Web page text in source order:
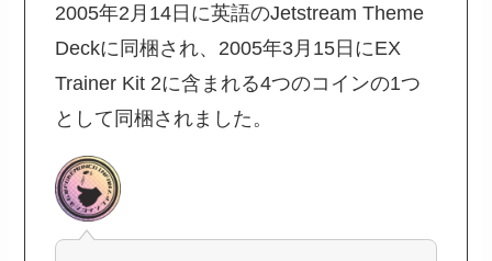
2005年2月14日に英語のJetstream Theme
Deckに同梱され、2005年3月15日にEX
Trainer Kit 2に含まれる4つのコインの1つ
として同梱されました。